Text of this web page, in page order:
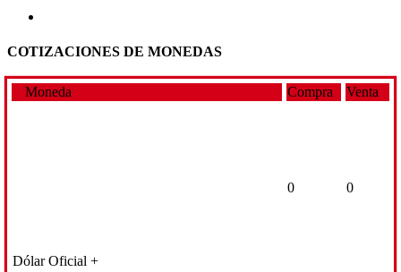
COTIZACIONES DE MONEDAS
Moneda Compra Venta
Dólar Oficial +
0 0